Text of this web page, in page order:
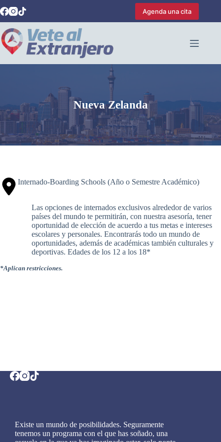
al
contenido
Agenda una cita
Nueva Zelanda
Internado-Boarding Schools (Año o Semestre Académico)
Las opciones de internados exclusivos alrededor de varios
países del mundo te permitirán, con nuestra asesoría, tener
oportunidad de elección de acuerdo a tus metas e intereses
escolares y personales. Encontrarás todo un mundo de
oportunidades, además de académicas también culturales y
deportivas. Edades de los 12 a los 18*
*Aplican restricciones.
Existe un mundo de posibilidades. Seguramente
tenemos un programa con el que has soñado, una